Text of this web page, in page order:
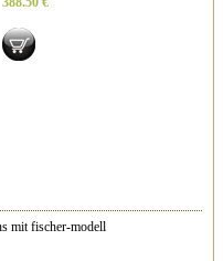
mit fischer-modell